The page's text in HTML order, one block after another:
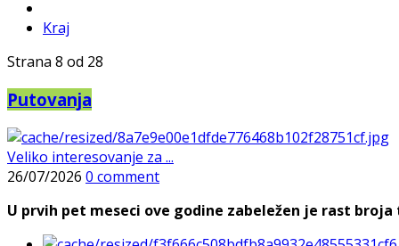
Kraj
Strana 8 od 28
Putovanja
Veliko interesovanje za ...
26/07/2026 0 comment
U prvih pet meseci ove godine zabeležen je rast